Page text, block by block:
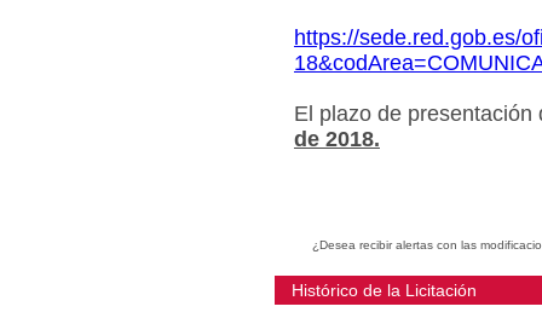
https://sede.red.gob.es/
El plazo de
de 2018.
¿Desea recibir alertas con las
Histórico de la Licitación